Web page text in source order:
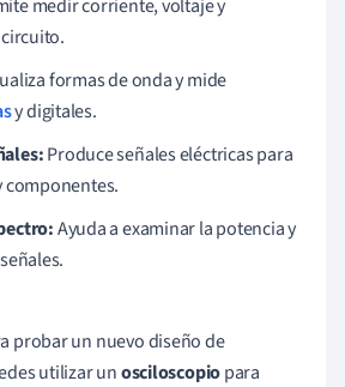
medir corriente, voltaje y
formas de onda y mide
y digitales.
Produce señales eléctricas para
Ayuda a examinar la potencia y
probar un nuevo diseño de
utilizar unosciloscopiopara